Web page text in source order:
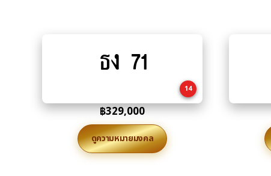
to
ธง 71
14
฿329,000
ดูความหมายมงคล